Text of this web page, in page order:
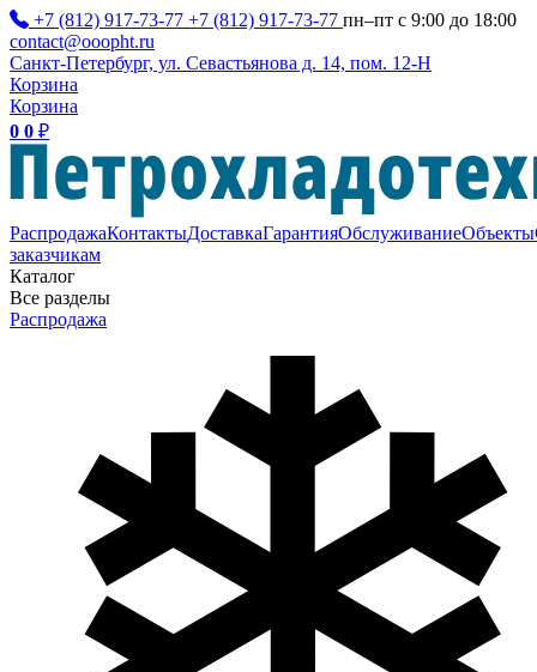
+7 (812) 917-73-77 +7 (812) 917-73-77 пн–пт с 9:00 до 18:00
contact@ooopht.ru
Санкт-Петербург, ул. Севастьянова д. 14, пом. 12-Н
Корзина
Корзина
0 0 ₽
РаспродажаКонтактыДоставкаГарантияОбслуживаниеОбъекты
заказчикам
Каталог
Все разделы
Распродажа